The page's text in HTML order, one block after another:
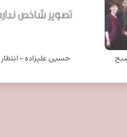
حسین علیزاده - انتظار